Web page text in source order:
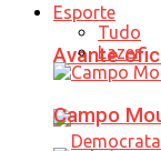
Avante
Esporte
Tudo
Lazer
Campo